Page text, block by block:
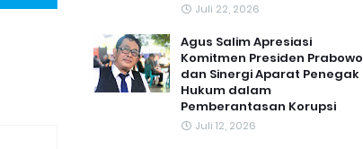
Juli 22, 2026
Agus Salim Apresiasi
Komitmen Presiden Prabowo
dan Sinergi Aparat Penegak
Hukum dalam
Pemberantasan Korupsi
Juli 12, 2026